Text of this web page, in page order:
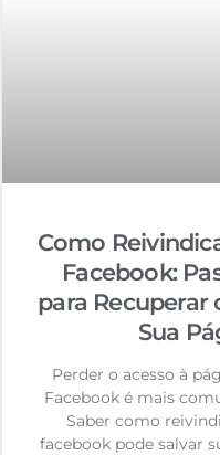
Como
Facebook:
para Recuperar
Sua
Perder o acesso à
Facebook é mais
Saber como
facebook pode salvar